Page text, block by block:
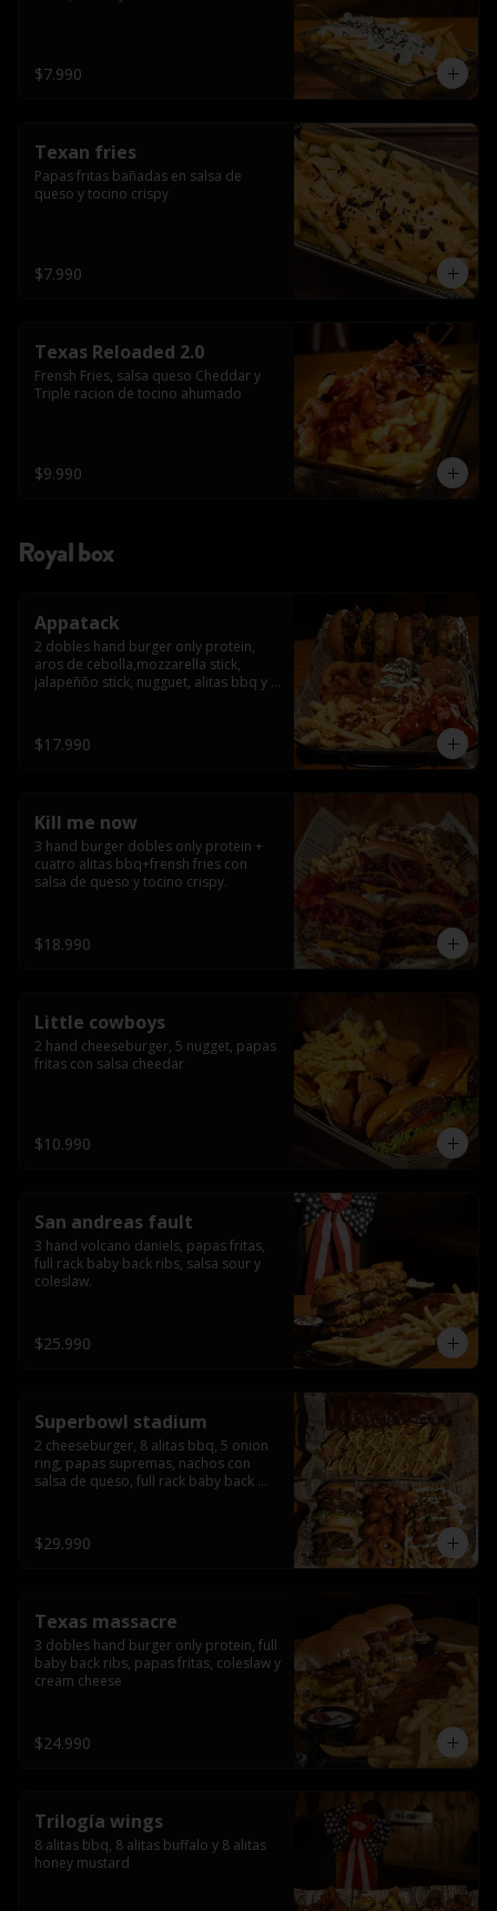
$7.990
Texan fries
Papas fritas bañadas en salsa de
queso y tocino crispy
$7.990
Texas Reloaded 2.0
Frensh Fries, salsa queso Cheddar y
Triple racion de tocino ahumado
$9.990
Royal box
Appatack
2 dobles hand burger only protein,
aros de cebolla,mozzarella stick,
jalapeñõo stick, nugguet, alitas bbq y
$17.990
Kill me now
3 hand burger dobles only protein +
cuatro alitas bbq+frensh fries con
salsa de queso y tocino crispy.
$18.990
Little cowboys
2 hand cheeseburger, 5 nugget, papas
fritas con salsa cheedar
$10.990
San andreas fault
3 hand volcano daniels, papas fritas,
full rack baby back ribs, salsa sour y
coleslaw.
$25.990
Superbowl stadium
2 cheeseburger, 8 alitas bbq, 5 onion
ring, papas supremas, nachos con
salsa de queso, full rack baby back
$29.990
Texas massacre
3 dobles hand burger only protein, full
baby back ribs, papas fritas, coleslaw y
cream cheese
$24.990
Trilogía wings
8 alitas bbq, 8 alitas buffalo y 8 alitas
honey mustard